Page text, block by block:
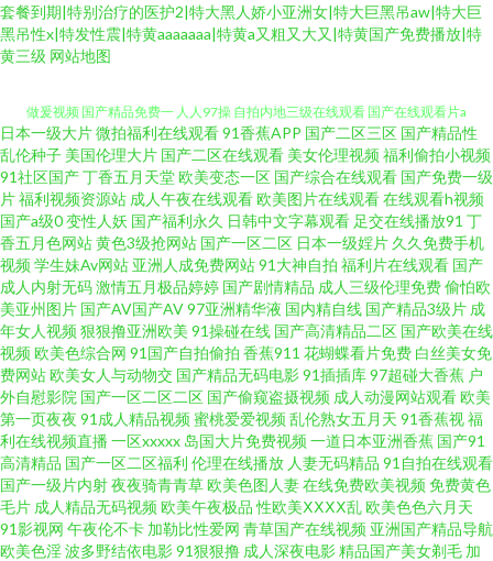
套餐到期|特别治疗的医护2|特大黑人娇小亚洲女|特大巨黑吊aw|特大巨
黑吊性x|特发性震|特黄aaaaaaa|特黄a又粗又大又|特黄国产免费播放|特
黄三级 网站地图
有码中文字幕 最近最新免 九一黄站福利导航 99国产精 欧美日本一 夜蒲4三级
做爰视频 国产精品免费一 人人97操 自拍内地三级在线观看 国产在线观看片a
免费 日日碰狠狠躁久久躁综合网 99在线小视 老少做爰xxx 亚洲A片无码一区
二区蜜桃久久 高清天堂电影网 日本a在线免费观看 最新国产精品亚洲 国产综
合自拍亚洲 视频一区亚洲综合 99这里有精品 久久婷婷香蕉影音 午夜福利伦
伦电影理论片在线观看 成a人v在线观看视频 男人在天堂a视频 亚洲天堂色影
院 国产干逼的 人妻热产精品6 中文字幕内射 黄色福利社 手机看片免费永 AV
一二 雷电ちゃんが部下 午夜有码 成人福利美女观看视频 欧美和黑人 亚洲天
日本一级大片微拍福利在线观看91香蕉APP 国产二区三区 国产精品性
乱伦种子 美国伦理大片 国产二区在线观看 美女伦理视频福利偷拍小视频
91社区国产丁香五月天堂欧美变态一区 国产综合在线观看 国产免费一级
片福利视频资源站 成人午夜在线观看欧美图片在线观看在线观看h视频
国产a级0变性人妖 国产福利永久 日韩中文字幕观看 足交在线播放91 丁
香五月色网站黄色3级抢网站 国产一区二区 日本一级婬片 久久免费手机
视频学生妹Av网站 亚洲人成免费网站91大神自拍 福利片在线观看 国产
成人内射无码激情五月极品婷婷 国产剧情精品 成人三级伦理免费偷怕欧
美亚州图片 国产AV国产AV97亚洲精华液 国内精自线 国产精品3级片 成
年女人视频狠狠撸亚洲欧美 91操碰在线 国产高清精品二区 国产欧美在线
视频欧美色综合网 91国产自拍偷拍 香蕉911 花蝴蝶看片免费 白丝美女免
费网站欧美女人与动物交 国产精品无码电影91插插库97超碰大香蕉 户
外自慰影院 国产一区二区二区 国产偷窥盗摄视频 成人动漫网站观看欧美
第一页夜夜 91成人精品视频蜜桃爱爱视频乱伦熟女五月天 91香蕉视福
利在线视频直播 一区xxxxx 岛国大片免费视频一道日本亚洲香蕉 国产91
高清精品 国产一区二区福利 伦理在线播放 人妻无码精品 91自拍在线观看
国产一级片内射夜夜骑青青草欧美色图人妻在线免费欧美视频免费黄色
毛片 成人精品无码视频欧美午夜极品 性欧美ⅩⅩⅩⅩ乱欧美色色六月天
91影视网 午夜伦不卡 加勒比性爱网 青草国产在线视频 亚洲国产精品导航
欧美色淫波多野结依电影91狠狠撸 成人深夜电影精品国产美女剃毛 加